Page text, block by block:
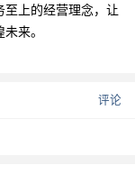
至上的经营理念，让
来。
评论